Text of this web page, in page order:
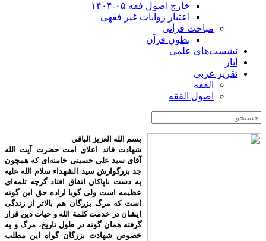
خارج اصول فقه ۰۵-۱۴۰۴
اعتبار روایات غیر فقهی
مباحث قرآنی
بطون قرآن
نشست‌های علمی
آثار
تقریر عربی
الفقه
اصول الفقه
بسم الله العزیز الباقي
شهادت قائد اعلای امت حضرت آیت الله
آقای سید علی حسینی خامنه‌ای که همچون
جد بزرگوارش سید الشهداء سلام الله علیه
به دست ناپاکان اتفاق افتاد گرچه ثلمه‌ای
عظیمه است ولی گویا اراده حق این گونه
است که مرگ بزرگان هم بالاتر از زندگی
ایشان در خدمت کلمة الله و حیات دین قرار
گرفته همان گونه در طول تاریخ، مرگ و به
خصوص شهادت بزرگان گواه این مطلب